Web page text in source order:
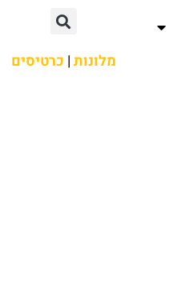
מלונות| כרטיסים